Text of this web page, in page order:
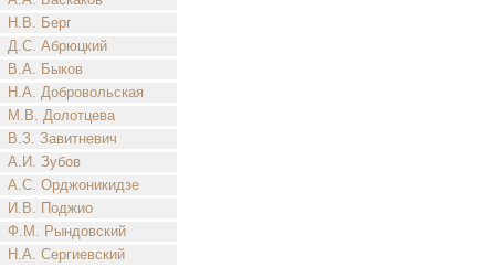
Н.В. Берг
Д.С. Абрюцкий
В.А. Быков
Н.А. Добровольская
М.В. Долотцева
В.З. Завитневич
А.И. Зубов
А.С. Орджоникидзе
И.В. Поджио
Ф.М. Рындовский
Н.А. Сергиевский